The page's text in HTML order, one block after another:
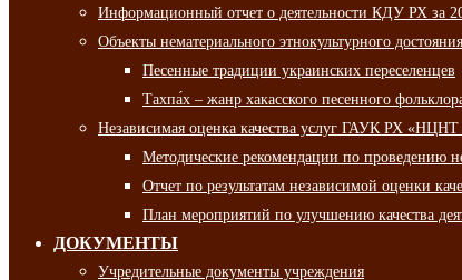
Информационный отчет о деятельности КДУ РХ за
Объекты нематериального этнокультурного
Песенные традиции украинских переселенцев
Тахпа́х – жанр хакасского песенного
Независимая оценка качества услуг ГАУК РХ
Методические рекомендации по проведению
Отчет по результатам независимой оценки
План мероприятий по улучшению качества
ДОКУМЕНТЫ
Учредительные документы учреждения